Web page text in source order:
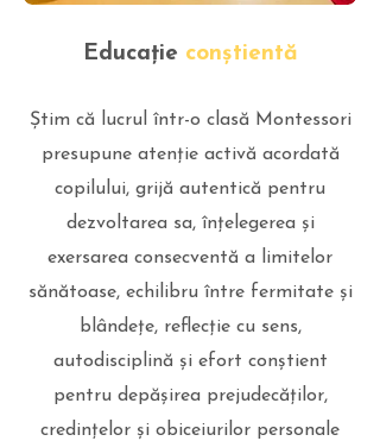
Educație conștientă
Știm că lucrul într-o clasă Montessori
presupune atenție activă acordată
copilului, grijă autentică pentru
dezvoltarea sa, înțelegerea și
exersarea consecventă a limitelor
sănătoase, echilibru între fermitate și
blândețe, reflecție cu sens,
autodisciplină și efort conștient
pentru depășirea prejudecăților,
credințelor și obiceiurilor personale